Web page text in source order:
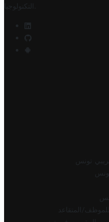
التكنولوجيا
تونس
المتقاعد